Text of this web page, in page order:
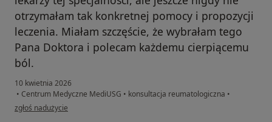
otrzymałam tak konkretnej pomocy i propozycji
leczenia. Miałam szczęście, że wybrałam tego
Pana Doktora i polecam każdemu cierpiącemu
ból.
10 kwietnia 2026
• Centrum Medyczne MediUSG • konsultacja reumatologiczna •
w opinii użytkownika Marzanna
zgłoś nadużycie